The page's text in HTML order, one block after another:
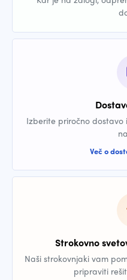
Izberite priročno
Več o
Strokovno
Naši strokovnjaki vam
pripraviti